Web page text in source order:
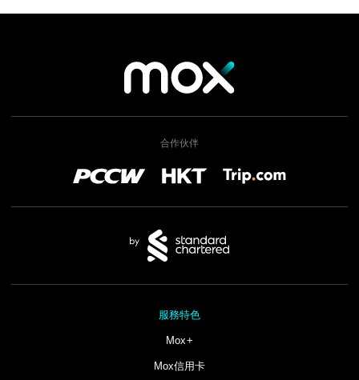
合作伙伴
服務特色
Mox+
Mox信用卡